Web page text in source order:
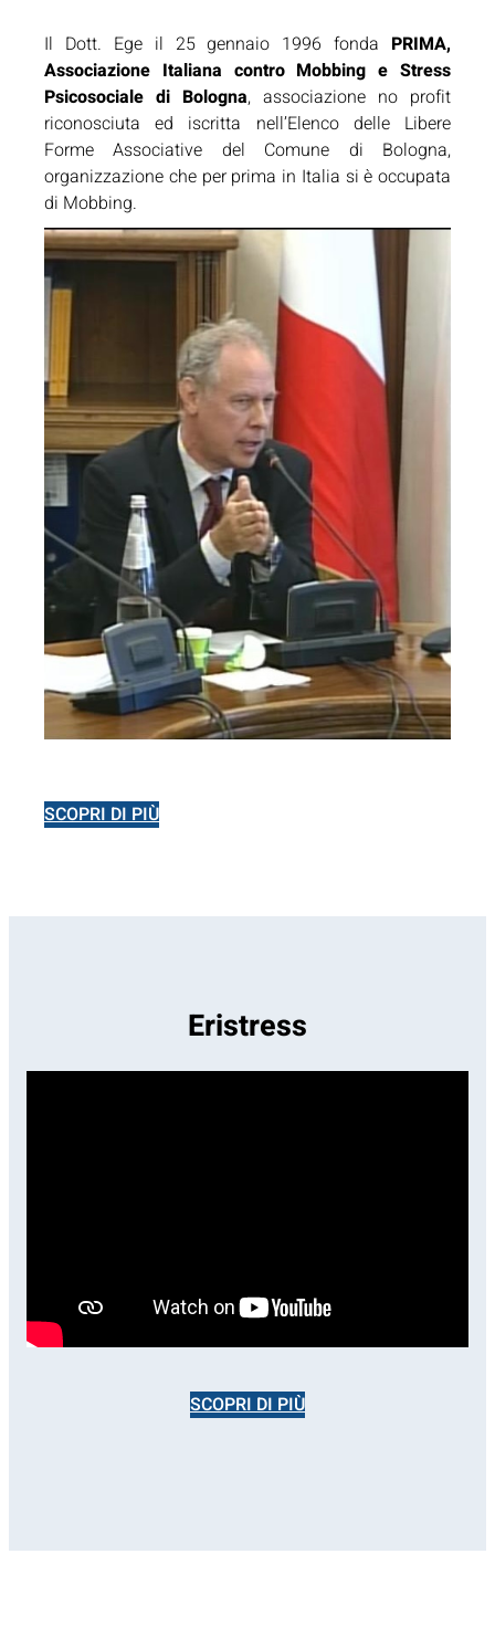
Il Dott. Ege il 25 gennaio 1996 fonda PRIMA,
Associazione Italiana contro Mobbing e Stress
Psicosociale di Bologna, associazione no profit
riconosciuta ed iscritta nell’Elenco delle Libere
Forme Associative del Comune di Bologna,
organizzazione che per prima in Italia si è occupata
di Mobbing.
SCOPRI DI PIÙ
Eristress
SCOPRI DI PIÙ